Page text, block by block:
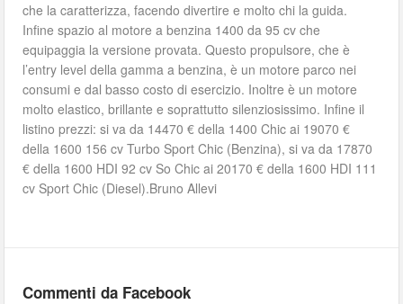
che la caratterizza, facendo divertire e molto chi la guida.
Infine spazio al motore a benzina 1400 da 95 cv che
equipaggia la versione provata. Questo propulsore, che è
l’entry level della gamma a benzina, è un motore parco nei
consumi e dal basso costo di esercizio. Inoltre è un motore
molto elastico, brillante e soprattutto silenziosissimo. Infine il
listino prezzi: si va da 14470 € della 1400 Chic ai 19070 €
della 1600 156 cv Turbo Sport Chic (Benzina), si va da 17870
€ della 1600 HDI 92 cv So Chic ai 20170 € della 1600 HDI 111
cv Sport Chic (Diesel).Bruno Allevi
Commenti da Facebook